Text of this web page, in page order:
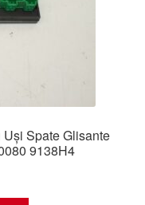
Spate Glisante
9138H4